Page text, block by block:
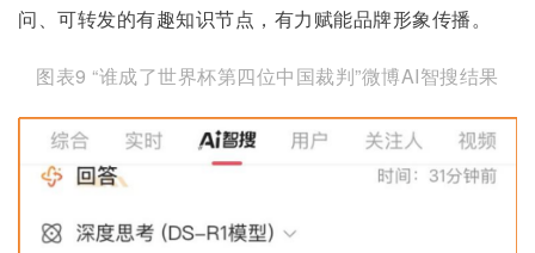
问、可转发的有趣知识节点，有力赋能品牌形象传播。
图表9 “谁成了世界杯第四位中国裁判”微博AI智搜结果